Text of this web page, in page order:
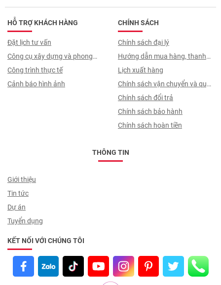
HỖ TRỢ KHÁCH HÀNG
Đặt lịch tư vấn
Công cụ xây dựng và phong
thuỷ
Công trình thực tế
Cảnh báo hình ảnh
CHÍNH SÁCH
Chính sách đại lý
Hướng dẫn mua hàng, thanh
toán, quy trình ký hợp đồng
Lịch xuất hàng
Chính sách vận chuyển và quy
trình giao nhận
Chính sách đổi trả
Chính sách bảo hành
Chính sách hoàn tiền
THÔNG TIN
Giới thiệu
Tin tức
Dự án
Tuyển dụng
KẾT NỐI VỚI CHÚNG TÔI